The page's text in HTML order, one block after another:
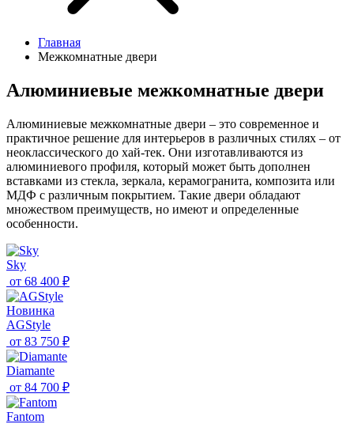
Главная
Межкомнатные двери
Алюминиевые межкомнатные двери
Алюминиевые межкомнатные двери – это современное и
практичное решение для интерьеров в различных стилях – от
неоклассического до хай-тек. Они изготавливаются из
алюминиевого профиля, который может быть дополнен
вставками из стекла, зеркала, керамогранита, композита или
МДФ с различным покрытием. Такие двери обладают
множеством преимуществ, но имеют и определенные
особенности.
Sky
от 68 400 ₽
Новинка
AGStyle
от 83 750 ₽
Diamante
от 84 700 ₽
Fantom